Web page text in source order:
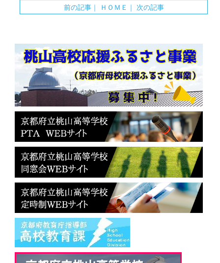
前の記事｜ ＨＯＭＥ ｜ 次の記事